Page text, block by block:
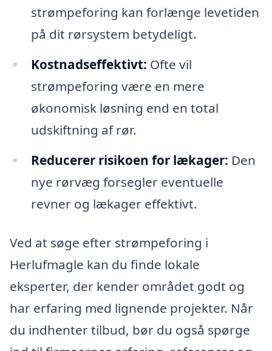
strømpeforing kan forlænge levetiden
på dit rørsystem betydeligt.
Kostnadseffektivt: Ofte vil
strømpeforing være en mere
økonomisk løsning end en total
udskiftning af rør.
Reducerer risikoen for lækager: Den
nye rørvæg forsegler eventuelle
revner og lækager effektivt.
Ved at søge efter strømpeforing i
Herlufmagle kan du finde lokale
eksperter, der kender området godt og
har erfaring med lignende projekter. Når
du indhenter tilbud, bør du også spørge